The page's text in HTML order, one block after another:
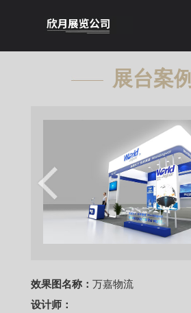
展台案例
效果图名称： 万嘉物流
设计师：